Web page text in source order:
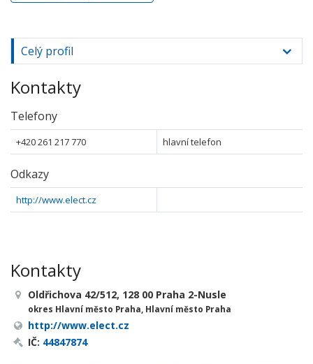
Celý profil
Kontakty
Telefony
+420 261 217 770 hlavní telefon
Odkazy
http://www.elect.cz
Kontakty
Oldřichova 42/512, 128 00 Praha 2-Nusle
okres Hlavní město Praha, Hlavní město Praha
http://www.elect.cz
IČ: 44847874